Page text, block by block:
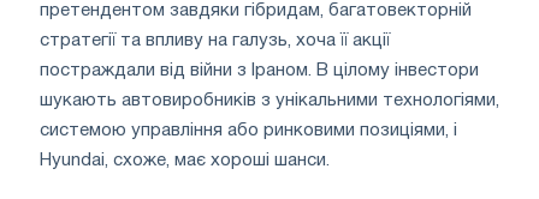
претендентом завдяки гібридам, багатовекторній
стратегії та впливу на галузь, хоча її акції
постраждали від війни з Іраном. В цілому інвестори
шукають автовиробників з унікальними технологіями,
системою управління або ринковими позиціями, і
Hyundai, схоже, має хороші шанси.